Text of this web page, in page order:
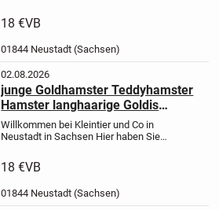
kleinen Schützling(e) direkt beim
Züchter zu bekommen. Jedes
18 €VB
01844 Neustadt (Sachsen)
02.08.2026
junge Goldhamster Teddyhamster
Hamster langhaarige Goldis
Teddys Jungtiere
Willkommen bei Kleintier und Co in
Neustadt in Sachsen Hier haben Sie
kleinen Schützling(e) direkt beim
Züchter zu bekommen. Jedes
18 €VB
01844 Neustadt (Sachsen)